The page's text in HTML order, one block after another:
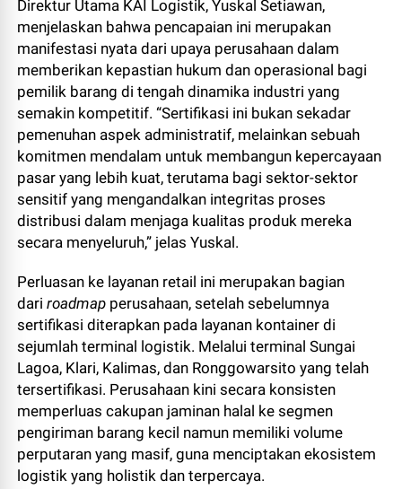
Direktur Utama KAI Logistik, Yuskal Setiawan,
menjelaskan bahwa pencapaian ini merupakan
manifestasi nyata dari upaya perusahaan dalam
memberikan kepastian hukum dan operasional bagi
pemilik barang di tengah dinamika industri yang
semakin kompetitif. “Sertifikasi ini bukan sekadar
pemenuhan aspek administratif, melainkan sebuah
komitmen mendalam untuk membangun kepercayaan
pasar yang lebih kuat, terutama bagi sektor-sektor
sensitif yang mengandalkan integritas proses
distribusi dalam menjaga kualitas produk mereka
secara menyeluruh,” jelas Yuskal.
Perluasan ke layanan retail ini merupakan bagian
dariroadmap perusahaan, setelah sebelumnya
sertifikasi diterapkan pada layanan kontainer di
sejumlah terminal logistik. Melalui terminal Sungai
Lagoa, Klari, Kalimas, dan Ronggowarsito yang telah
tersertifikasi. Perusahaan kini secara konsisten
memperluas cakupan jaminan halal ke segmen
pengiriman barang kecil namun memiliki volume
perputaran yang masif, guna menciptakan ekosistem
logistik yang holistik dan terpercaya.